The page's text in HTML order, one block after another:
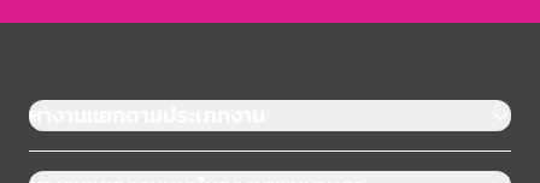
หางานแยกตามประเภทงาน